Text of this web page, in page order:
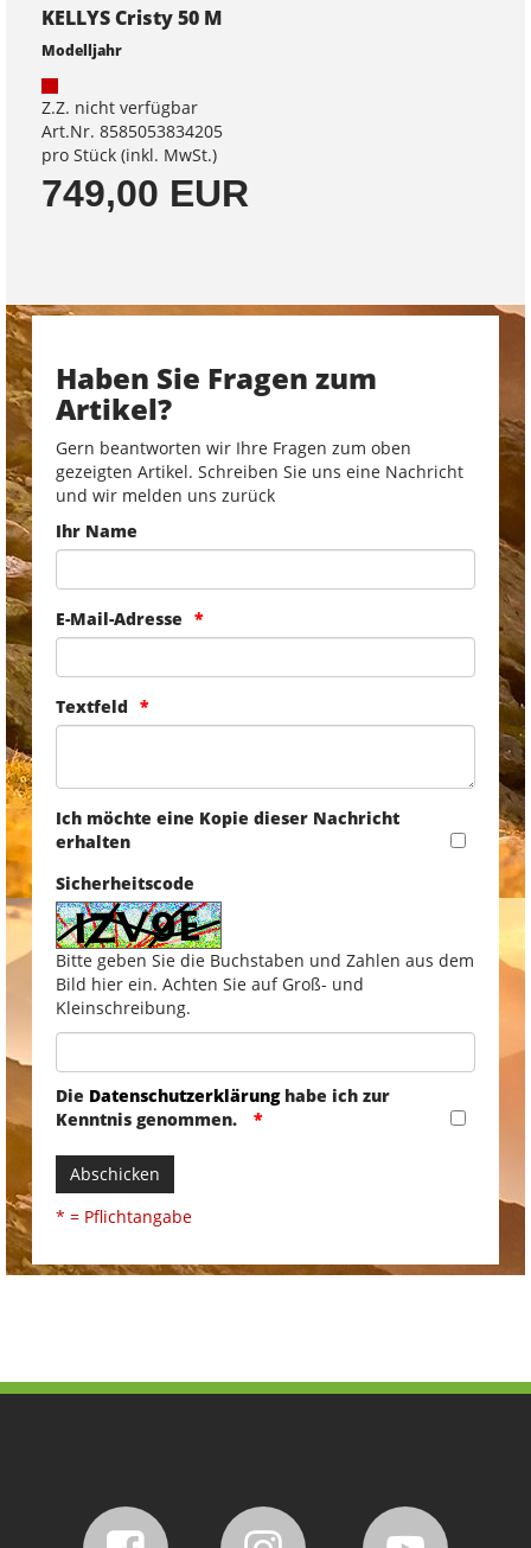
KELLYS Cristy 50 M
Modelljahr
Z.Z. nicht verfügbar
Art.Nr. 8585053834205
pro Stück (inkl. MwSt.)
749,00 EUR
Haben Sie Fragen zum
Artikel?
Gern beantworten wir Ihre Fragen zum oben
gezeigten Artikel. Schreiben Sie uns eine Nachricht
und wir melden uns zurück
Ihr Name
E-Mail-Adresse
Textfeld
Ich möchte eine Kopie dieser Nachricht
erhalten
Sicherheitscode
Bitte geben Sie die Buchstaben und Zahlen aus dem
Bild hier ein. Achten Sie auf Groß- und
Kleinschreibung.
Die Datenschutzerklärunghabe ich zur
Kenntnis genommen.
Abschicken
* = Pflichtangabe